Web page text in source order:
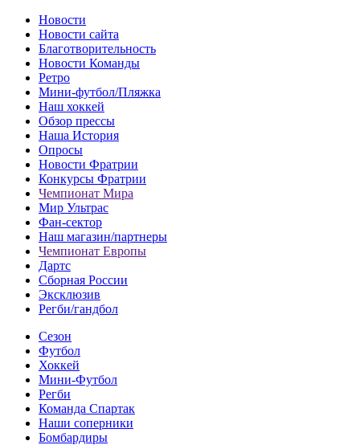
Новости
Новости сайта
Благотворительность
Новости Команды
Ретро
Мини-футбол/Пляжка
Наш хоккей
Обзор прессы
Наша История
Опросы
Новости Фратрии
Конкурсы Фратрии
Чемпионат Мира
Мир Ультрас
Фан-cектор
Наш магазин/партнеры
Чемпионат Европы
Дартс
Сборная России
Эксклюзив
Регби/гандбол
Сезон
Футбол
Хоккей
Мини-Футбол
Регби
Команда Спартак
Наши соперники
Бомбардиры